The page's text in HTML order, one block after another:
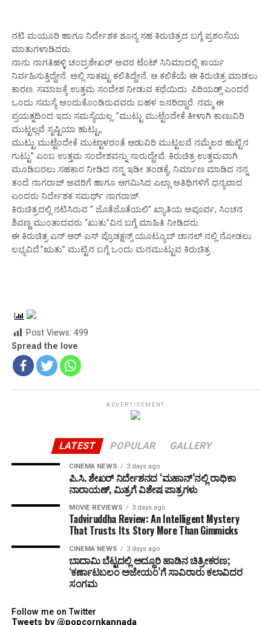
ನಟಿ ಮಯೂರಿ ಹಾಗೂ ನಿರ್ದೇಶಕ ಶೂನ್ಯ ಸಹ ಕಿರುಚಿತ್ರದ ಬಗ್ಗೆ ಪ್ರಶಂಸೆಯ
ಮಾತುಗಳಾಡಿದರು.
ನಾನು ನಾಗತಿಹಳ್ಳಿ ಚಂದ್ರಶೇಖರ್ ಅವರ ಟೆಂಟ್ ಸಿನಿಮಾದಲ್ಲಿ ಕಾರ್ಯ
ನಿರ್ವಹಿಸುತ್ತಿದ್ದೇನೆ. ಅಲ್ಲಿ ಸಾಕಷ್ಟು ಕಲಿತಿದ್ದೇನೆ.‌ ಆ ಕಲಿಕೆಯೆ ಈ ಕಿರುಚಿತ್ರ ಮಾಡಲು
ಕಾರಣ. ಸಮಾಜಕ್ಕೆ ಉತ್ತಮ ಸಂದೇಶ ನೀಡುವ ಕಥೆಯಿದು. ಪಿರಿಯಡ್ಸ್ ಎಂದರೆ
ಒಂದು ಸಮಸ್ಯೆ ಅಂದುಕೊಂಡಿರುವವರು ಬಹಳ ಜನರಿದ್ದಾರೆ. ನಮ್ಮ ಈ
ಪ್ರಯತ್ನದಿಂದ ಇದು ಸಮಸ್ಯೆಯಲ್ಲ .”ಮುಟ್ಟು ಮುಟ್ಟೆಂದೇಕೆ ಕೀಳಾಗಿ ಕಾಣುವಿರಿ
ಮುಟ್ಟಲ್ಲವೆ ಸೃಷ್ಟಿಯಾ ಹುಟ್ಟು,,
ಮುಟ್ಟು ಮುಟ್ಟೆಂದೇಕೆ ಮುಟ್ಟಾಳರಂತೆ ಆಡುವಿರಿ ಮುಟ್ಟಲವೆ ನಮ್ಮೆಲರ ಹುಟ್ಟಿನ
ಗುಟ್ಟು” ಎಂಬ ಉತ್ತಮ ಸಂದೇಶವನ್ನು ಸಾರುದ್ದೇವೆ. ಕಿರುಚಿತ್ರ ಉತ್ತಮವಾಗಿ
ಮೂಡಿಬರಲು ಸಹಕಾರ ನೀಡಿದ ನನ್ನ ಇಡೀ ತಂಡಕ್ಕೆ, ನಿರ್ಮಾಣ ಮಾಡಿದ ನನ್ನ
ತಂದೆ ನಾಗರಾಜ್ ಅವರಿಗೆ ಹಾಗೂ ಆಗಮಿಸಿದ ಎಲ್ಲಾ ಅತಿಥಿಗಳಿಗೆ ಧನ್ಯವಾದ
ಎಂದರು ನಿರ್ದೇಶಕ ಸಮರ್ಥ್ ನಾಗರಾಜ್.
ಕಿರುಚಿತ್ರದಲ್ಲಿ ನಟಿಸಿರುವ ” ಜೊತೆಜೊತೆಯಲಿ” ಖ್ಯಾತಿಯ ಅಪೂರ್ವ, ಸಿಂಚನ
ಶಿವಣ್ಣ ಮುಂತಾದವರು “ಖುತು”ವಿನ ಬಗ್ಗೆ ಮಾಹಿತಿ ನೀಡಿದರು.
ಈ ಕಿರುಚಿತ್ರ ಎನ್ ಆರ್ ಎಸ್ ಪ್ರೊಡಕ್ಷನ್ಸ್ ಯೂಟ್ಯೂಬ್ ಚಾನಲ್ ನಲ್ಲಿ ನೋಡಲು
ಲಭ್ಯವಿದೆ.”ಋತು” ಮುಟ್ಟಿನ ಬಗ್ಗೆ ಒಂದು ಮನಮುಟ್ಟುವ ಕಿರುಚಿತ್ರ .
Post Views: 499
Spread the love
ADVERTISEMENT
LATEST POPULAR GALLERY
CINEMA NEWS 3 days ago
ಪಿ.ಸಿ. ಶೇಖರ್ ನಿರ್ದೇಶನದ ‘ಮಹಾನ್’ನಲ್ಲಿ ರಾಧಿಕಾ
ನಾರಾಯಣ್, ಮಿತ್ರಗೆ ವಿಶೇಷ ಪಾತ್ರಗಳು
MOVIE REVIEWS 3 days ago
Tadviruddha Review: An Intelligent Mystery
That Trusts Its Story More Than Gimmicks
CINEMA NEWS 3 days ago
ಬಾದಾಮಿ ಬೆಟ್ಟದಲ್ಲಿ ಅದ್ಧೂರಿ ಹಾಡಿನ ಚಿತ್ರೀಕರಣ;
‘ಕರ್ಣಾಟಬಲಂ ಅಜೇಯಂ’ಗೆ ಸಾವಿರಾರು ಕಲಾವಿದರ
ಸಂಗಮ
Follow me on Twitter
Tweets by @popcornkannada